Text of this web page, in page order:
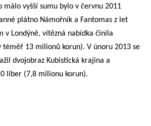
málo vyšší sumu bylo v červnu 2011
plátno Námořník a Fantomas z let
v Londýně, vítězná nabídka činila
13 milionů korun). V únoru 2013 se
dvojobraz Kubistická krajina a
liber (7,8 milionu korun).